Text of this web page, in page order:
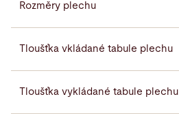
Rozměry plechu
Tloušťka vkládané tabule plechu
Tloušťka vykládané tabule plechu